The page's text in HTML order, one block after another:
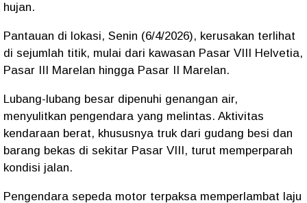
hujan.
Pantauan di lokasi, Senin (6/4/2026), kerusakan terlihat
di sejumlah titik, mulai dari kawasan Pasar VIII Helvetia,
Pasar III Marelan hingga Pasar II Marelan.
Lubang-lubang besar dipenuhi genangan air,
menyulitkan pengendara yang melintas. Aktivitas
kendaraan berat, khususnya truk dari gudang besi dan
barang bekas di sekitar Pasar VIII, turut memperparah
kondisi jalan.
Pengendara sepeda motor terpaksa memperlambat laju